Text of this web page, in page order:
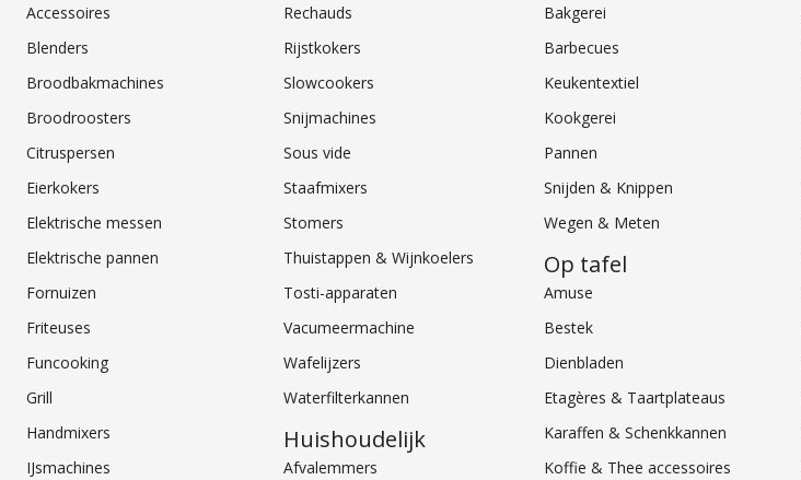
Accessoires
Blenders
Broodbakmachines
Broodroosters
Citruspersen
Eierkokers
Elektrische messen
Elektrische pannen
Fornuizen
Friteuses
Funcooking
Grill
Handmixers
IJsmachines
Rechauds
Rijstkokers
Slowcookers
Snijmachines
Sous vide
Staafmixers
Stomers
Thuistappen & Wijnkoelers
Tosti-apparaten
Vacumeermachine
Wafelijzers
Waterfilterkannen
Huishoudelijk
Afvalemmers
Bakgerei
Barbecues
Keukentextiel
Kookgerei
Pannen
Snijden & Knippen
Wegen & Meten
Op tafel
Amuse
Bestek
Dienbladen
Etagères & Taartplateaus
Karaffen & Schenkkannen
Koffie & Thee accessoires